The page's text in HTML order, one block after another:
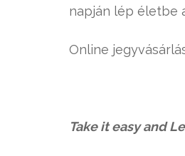
napján lép életbe
Online
Take it easy and